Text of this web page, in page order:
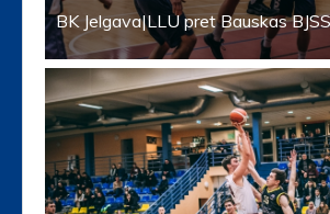
BK Jelgava|LLU pret Bauskas